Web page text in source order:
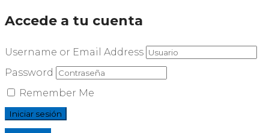
Accede a tu cuenta
Username or Email Address
Password
Remember Me